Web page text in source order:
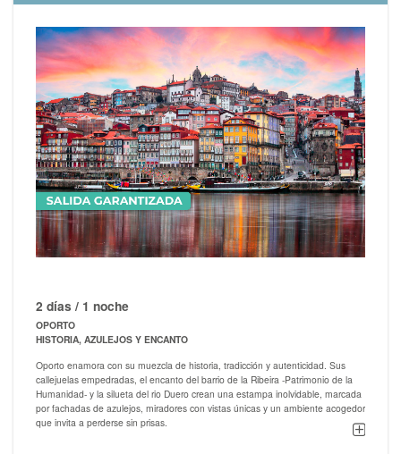
2 días / 1 noche
OPORTO
HISTORIA, AZULEJOS Y ENCANTO
Oporto enamora con su muezcla de historia, tradicción y autenticidad. Sus
callejuelas empedradas, el encanto del barrio de la Ribeira -Patrimonio de la
Humanidad- y la silueta del rio Duero crean una estampa inolvidable, marcada
por fachadas de azulejos, miradores con vistas únicas y un ambiente acogedor
que invita a perderse sin prisas.